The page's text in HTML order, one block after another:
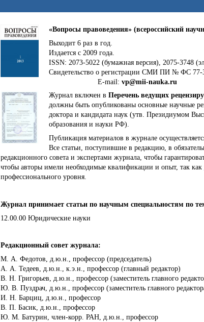
«Вопросы правоведения» (всероссийский
Выходит 6 раз в год.
Издается с 2009 года.
ISSN: 2073-5022 (бумажная версия), 2075-3748
Свидетельство о регистрации СМИ ПИ № ФС 77-
E-mail: vp@mii-nauka.ru
Журнал включен в Перечень ведущих
должны быть опубликованы основные научные
доктора и кандидата наук (утв. Президиумом
образования и науки РФ).
Публикация материалов в журнале
Все статьи, поступившие в редакцию, в
редакционного совета и экспертами журнала, чтобы
чтобы авторы имели необходимые квалификации и опыт, так как
профессионального уровня.
Журнал принимает статьи по научным специальностям по
12.00.00 Юридические науки
Редакционный совет журнала:
М. А. Федотов, д.ю.н., профессор (председатель)
А. А. Тедеев, д.ю.н., к.э.н., профессор (главный редактор)
В. Н. Григорьев, д.ю.н., профессор (заместитель главного
Ю. В. Пуздрач, д.ю.н., профессор (заместитель главного
И. Н. Барциц, д.ю.н., профессор
В. П. Басик, д.ю.н., профессор
Ю. М. Батурин, член-корр. РАН, д.ю.н., профессор